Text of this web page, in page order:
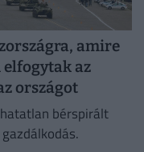
amire
elfogytak az
országot
bérspirált